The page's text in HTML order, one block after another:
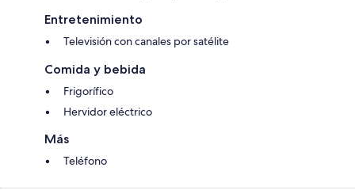
Entretenimiento
Televisión con canales por satélite
Comida y bebida
Frigorífico
Hervidor eléctrico
Más
Teléfono